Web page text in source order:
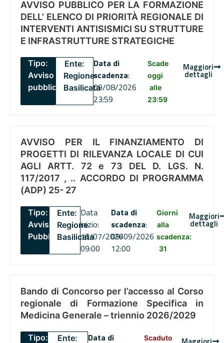
AVVISO PUBBLICO PER LA FORMAZIONE
DELL’ ELENCO DI PRIORITÀ REGIONALE DI
INTERVENTI ANTISISMICI SU STRUTTURE
E INFRASTRUTTURE STRATEGICHE
Tipo:
Avviso
pubblico
Ente:
Regione
Basilicata
Data di
scadenza:
09/08/2026
23:59
Scade
oggi
alle
23:59
Maggiori
dettagli
AVVISO PER IL FINANZIAMENTO DI
PROGETTI DI RILEVANZA LOCALE DI CUI
AGLI ARTT. 72 e 73 DEL D. LGS. N.
117/2017 , .. ACCORDO DI PROGRAMMA
(ADP) 25- 27
Tipo:
Avviso
Pubblico
Ente:
Regione
Basilicata
Data
inizio:
16/07/2026
09:00
Data di
scadenza:
09/09/2026
12:00
Giorni
alla
scadenza:
31
Maggiori
dettagli
Bando di Concorso per l’accesso al Corso
regionale di Formazione Specifica in
Medicina Generale – triennio 2026/2029
Tipo:
Ente:
Data di
Scaduto